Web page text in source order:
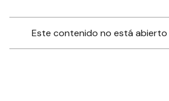
Este contenido no está